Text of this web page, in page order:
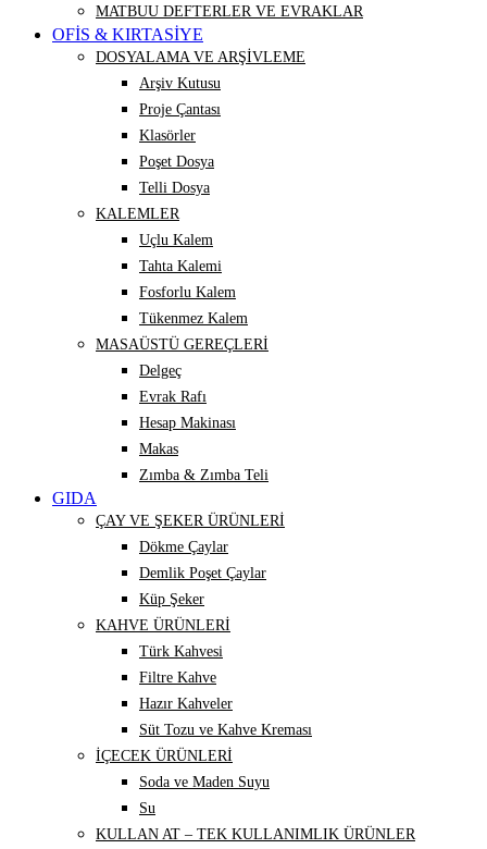
MATBUU DEFTERLER VE EVRAKLAR
OFİS & KIRTASİYE
DOSYALAMA VE ARŞİVLEME
Arşiv Kutusu
Proje Çantası
Klasörler
Poşet Dosya
Telli Dosya
KALEMLER
Uçlu Kalem
Tahta Kalemi
Fosforlu Kalem
Tükenmez Kalem
MASAÜSTÜ GEREÇLERİ
Delgeç
Evrak Rafı
Hesap Makinası
Makas
Zımba & Zımba Teli
GIDA
ÇAY VE ŞEKER ÜRÜNLERİ
Dökme Çaylar
Demlik Poşet Çaylar
Küp Şeker
KAHVE ÜRÜNLERİ
Türk Kahvesi
Filtre Kahve
Hazır Kahveler
Süt Tozu ve Kahve Kreması
İÇECEK ÜRÜNLERİ
Soda ve Maden Suyu
Su
KULLAN AT – TEK KULLANIMLIK ÜRÜNLER